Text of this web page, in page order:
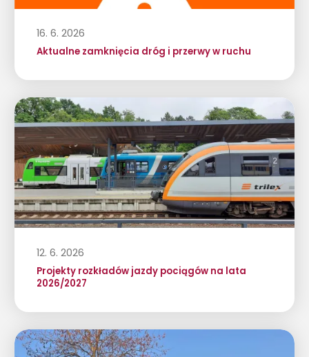
16. 6. 2026
Aktualne zamknięcia dróg i przerwy w ruchu
12. 6. 2026
Projekty rozkładów jazdy pociągów na lata
2026/2027